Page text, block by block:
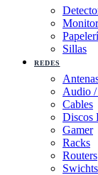
Sillas
REDES
Audio
Cables
Discos
Gamer
Racks
Routers
Swichts